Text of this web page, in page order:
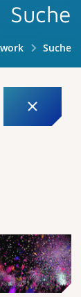
Suche
Suche